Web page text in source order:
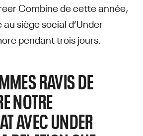
Combine de cette année,
au siège social d’Under
pendant trois jours.
RAVIS DE
NOTRE
AVEC UNDER